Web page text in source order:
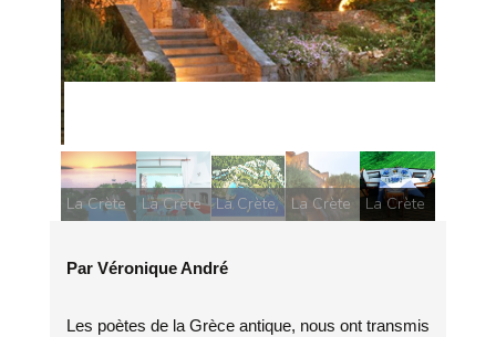
La Crète
La Crète
La Crète
La Crète
La Crète
Par Véronique André
Les poètes de la Grèce antique, nous ont transmis